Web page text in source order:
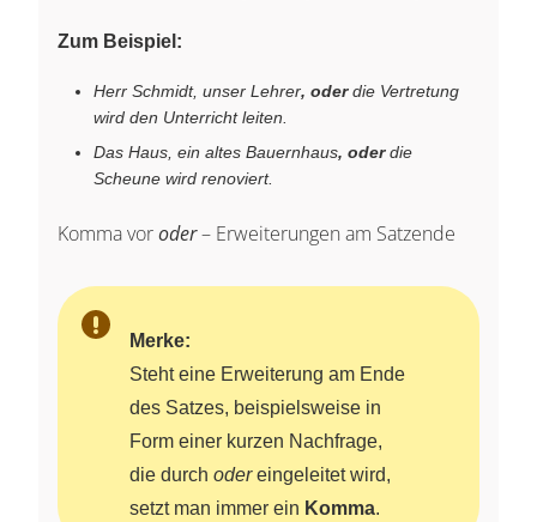
Zum Beispiel:
Herr Schmidt, unser Lehrer, oderdie Vertretung
wird den Unterricht leiten.
Das Haus, ein altes Bauernhaus, oderdie
Scheune wird renoviert.
Komma voroder– Erweiterungen am Satzende
Merke:
Steht eine Erweiterung am Ende
des Satzes, beispielsweise in
Form einer kurzen Nachfrage,
die durch odereingeleitet wird,
setzt man immer ein Komma.